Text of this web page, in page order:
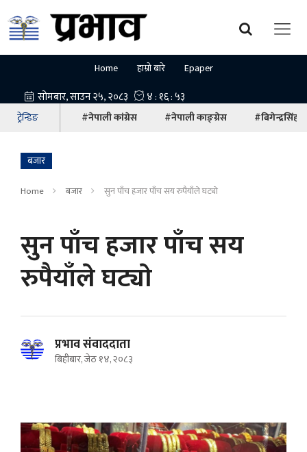
Home हाम्रो बारे Epaper
ट्रेन्डिङ #नेपाली कांग्रेस #नेपाली काङ्ग्रेस #बिगेन्द्रसिंह
बजार
Home बजार सुन पाँच ह‍जार पाँच सय रुपैयाँले घट्याे
सुन पाँच ह‍जार पाँच सय
रुपैयाँले घट्याे
प्रभाव संवाददाता
बिहीबार, जेठ १४, २०८३